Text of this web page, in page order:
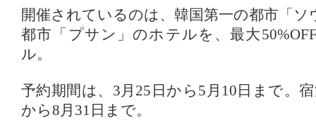
開催されているのは、韓国第一の都市「ソ
都市「プサン」のホテルを、最大
ル。
予約期間は、3月25日から5月10日まで。
から8月31日まで。